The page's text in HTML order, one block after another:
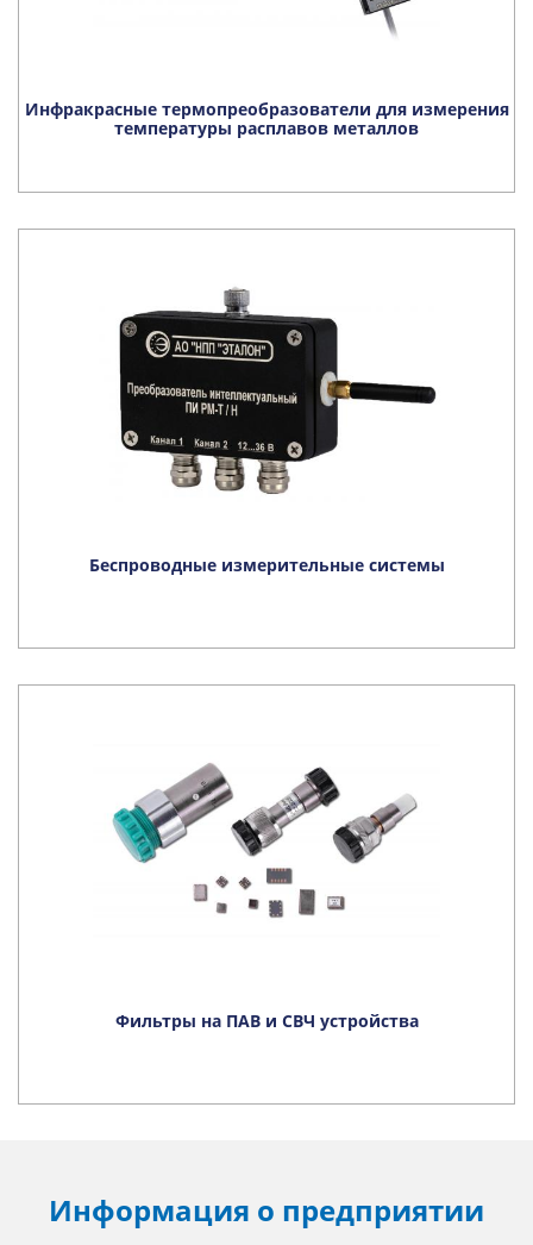
Инфракрасные термопреобразователи для измерения
температуры расплавов металлов
Беспроводные измерительные системы
Фильтры на ПАВ и СВЧ устройства
Информация о предприятии